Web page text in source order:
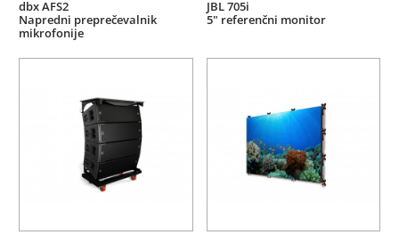
dbx AFS2
Napredni preprečevalnik
mikrofonije
JBL 705i
5" referenčni monitor